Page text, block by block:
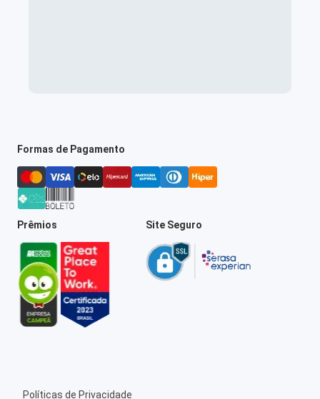
Formas de Pagamento
Prêmios Site Seguro
Políticas de Privacidade